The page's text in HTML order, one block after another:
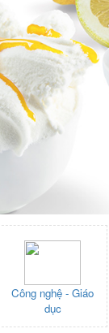
Công nghệ - Giáo
dục